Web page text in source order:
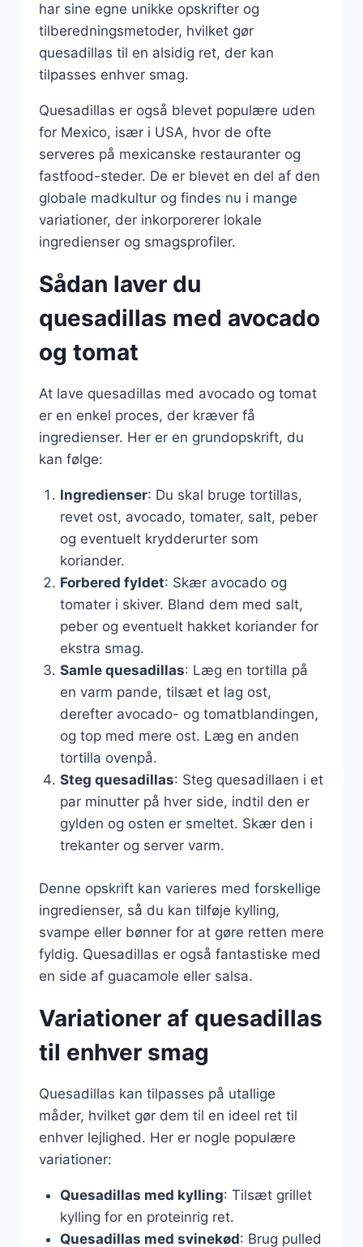
har sine egne unikke opskrifter og
tilberedningsmetoder, hvilket gør
quesadillas til en alsidig ret, der kan
tilpasses enhver smag.
Quesadillas er også blevet populære uden
for Mexico, især i USA, hvor de ofte
serveres på mexicanske restauranter og
fastfood-steder. De er blevet en del af den
globale madkultur og findes nu i mange
variationer, der inkorporerer lokale
ingredienser og smagsprofiler.
Sådan laver du
quesadillas med avocado
og tomat
At lave quesadillas med avocado og tomat
er en enkel proces, der kræver få
ingredienser. Her er en grundopskrift, du
kan følge:
Ingredienser: Du skal bruge tortillas,
revet ost, avocado, tomater, salt, peber
og eventuelt krydderurter som
koriander.
Forbered fyldet: Skær avocado og
tomater i skiver. Bland dem med salt,
peber og eventuelt hakket koriander for
ekstra smag.
Samle quesadillas: Læg en tortilla på
en varm pande, tilsæt et lag ost,
derefter avocado- og tomatblandingen,
og top med mere ost. Læg en anden
tortilla ovenpå.
Steg quesadillas: Steg quesadillaen i et
par minutter på hver side, indtil den er
gylden og osten er smeltet. Skær den i
trekanter og server varm.
Denne opskrift kan varieres med forskellige
ingredienser, så du kan tilføje kylling,
svampe eller bønner for at gøre retten mere
fyldig. Quesadillas er også fantastiske med
en side af guacamole eller salsa.
Variationer af quesadillas
til enhver smag
Quesadillas kan tilpasses på utallige
måder, hvilket gør dem til en ideel ret til
enhver lejlighed. Her er nogle populære
variationer:
Quesadillas med kylling: Tilsæt grillet
kylling for en proteinrig ret.
Quesadillas med svinekød: Brug pulled